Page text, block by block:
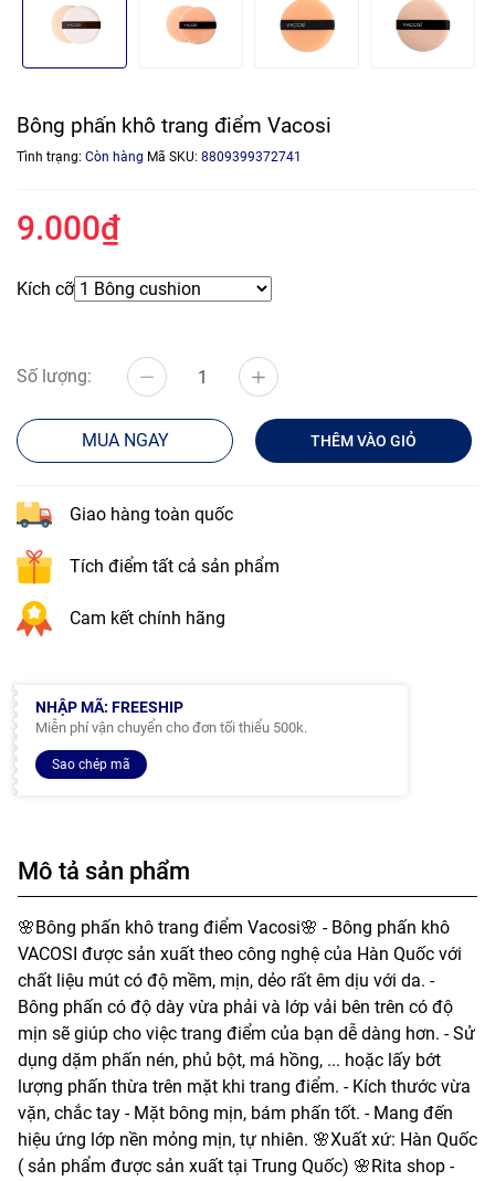
Bông phấn khô trang điểm Vacosi
Tình trạng: Còn hàng Mã SKU: 8809399372741
9.000₫
Kích cỡ
Số lượng:
MUA NGAY THÊM VÀO GIỎ
Giao hàng toàn quốc
Tích điểm tất cả sản phẩm
Cam kết chính hãng
NHẬP MÃ: FREESHIP
Miễn phí vận chuyển cho đơn tối thiểu 500k.
Sao chép mã
Mô tả sản phẩm
🌸Bông phấn khô trang điểm Vacosi🌸 - Bông phấn khô
VACOSI được sản xuất theo công nghệ của Hàn Quốc với
chất liệu mút có độ mềm, mịn, dẻo rất êm dịu với da. -
Bông phấn có độ dày vừa phải và lớp vải bên trên có độ
mịn sẽ giúp cho việc trang điểm của bạn dễ dàng hơn. - Sử
dụng dặm phấn nén, phủ bột, má hồng, ... hoặc lấy bớt
lượng phấn thừa trên mặt khi trang điểm. - Kích thước vừa
vặn, chắc tay - Mặt bông mịn, bám phấn tốt. - Mang đến
hiệu ứng lớp nền mỏng mịn, tự nhiên. 🌸Xuất xứ: Hàn Quốc
( sản phẩm được sản xuất tại Trung Quốc) 🌸Rita shop -